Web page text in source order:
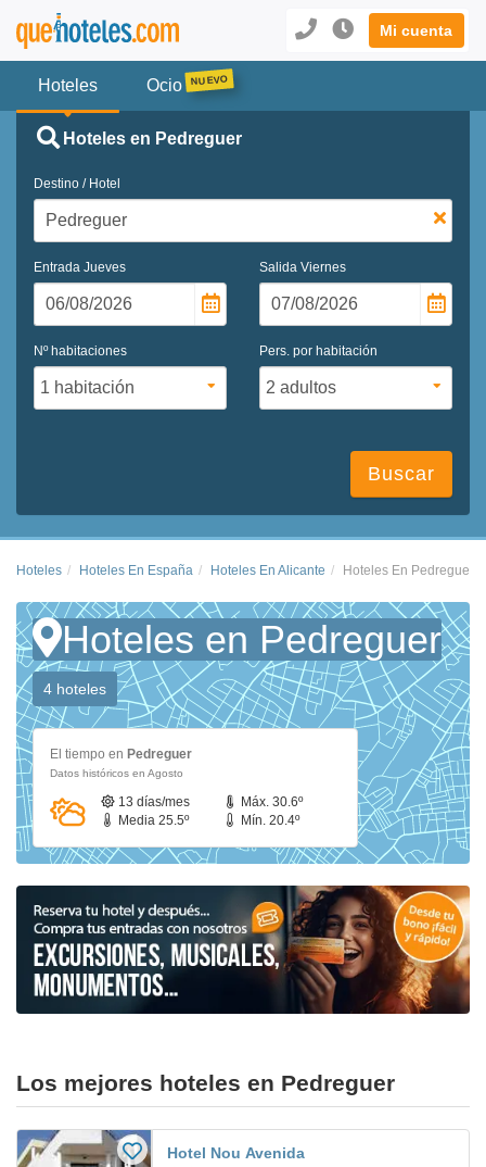
Mi cuenta
Hoteles Ocio
Hoteles en Pedreguer
Destino / Hotel
Entrada Jueves Salida Viernes
Nº habitaciones Pers. por habitación
Buscar
Hoteles Hoteles En España Hoteles En Alicante Hoteles En Pedreguer
Hoteles en Pedreguer
4 hoteles
El tiempo en Pedreguer
Datos históricos en Agosto
13 días/mes
Máx. 30.6º
Media 25.5º
Mín. 20.4º
Los mejores hoteles en Pedreguer
Hotel Nou Avenida